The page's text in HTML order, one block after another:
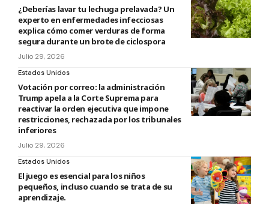
¿Deberías lavar tu lechuga prelavada? Un
experto en enfermedades infecciosas
explica cómo comer verduras de forma
segura durante un brote de ciclospora
Julio 29, 2026
Estados Unidos
Votación por correo: la administración
Trump apela a la Corte Suprema para
reactivar la orden ejecutiva que impone
restricciones, rechazada por los tribunales
inferiores
Julio 29, 2026
Estados Unidos
El juego es esencial para los niños
pequeños, incluso cuando se trata de su
aprendizaje.